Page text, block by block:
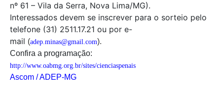
nº 61 – Vila da Serra, Nova Lima/MG).
Interessados devem se inscrever para o sorteio pelo
telefone (31) 2511.17.21 ou por e-
mail (adep.minas@gmail.com).
Confira a programação:
http://www.oabmg.org.br/sites/cienciaspenais
Ascom / ADEP-MG